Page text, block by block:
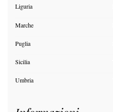
Liguria
Marche
Puglia
Sicilia
Umbria